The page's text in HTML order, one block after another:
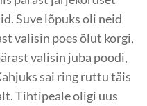
Suve lõpuks oli neid
valisin poes õlut korgi,
valisin juba poodi,
sai ring ruttu täis
Tihtipeale oligi uus